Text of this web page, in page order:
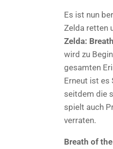
Es ist nun
Zelda retten
Zelda:
wird zu
gesamten
Erneut ist es
seitdem die
spielt auch
verraten.
Breath of